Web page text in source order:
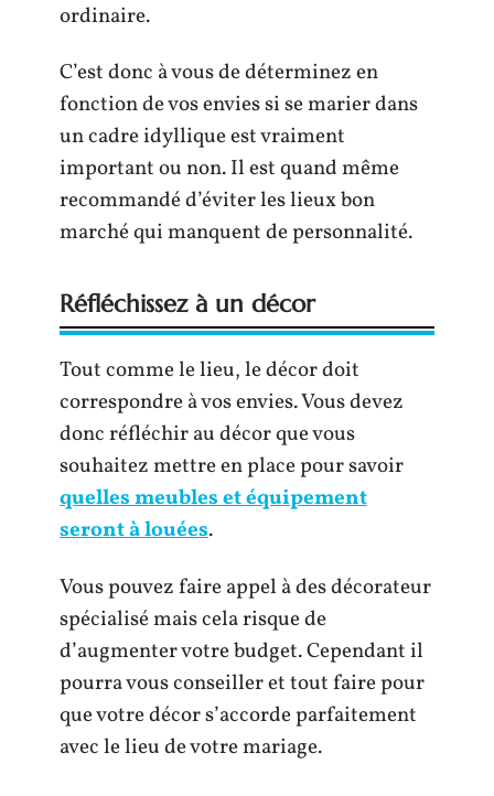
ordinaire.
C’est donc à vous de déterminez en
fonction de vos envies si se marier dans
un cadre idyllique est vraiment
important ou non. Il est quand même
recommandé d’éviter les lieux bon
marché qui manquent de personnalité.
Réfléchissez à un décor
Tout comme le lieu, le décor doit
correspondre à vos envies. Vous devez
donc réfléchir au décor que vous
souhaitez mettre en place pour savoir
quelles meubles et équipement
seront à louées.
Vous pouvez faire appel à des décorateur
spécialisé mais cela risque de
d’augmenter votre budget. Cependant il
pourra vous conseiller et tout faire pour
que votre décor s’accorde parfaitement
avec le lieu de votre mariage.